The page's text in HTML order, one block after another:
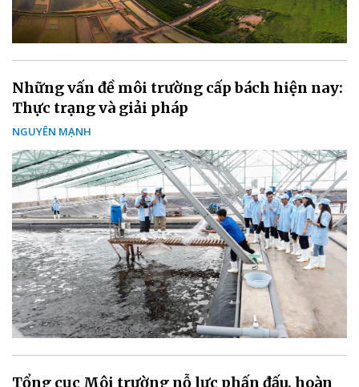
Những vấn đề môi trường cấp bách hiện nay:
Thực trạng và giải pháp
NGUYÊN MẠNH
Tổng cục Môi trường nỗ lực phấn đấu, hoàn